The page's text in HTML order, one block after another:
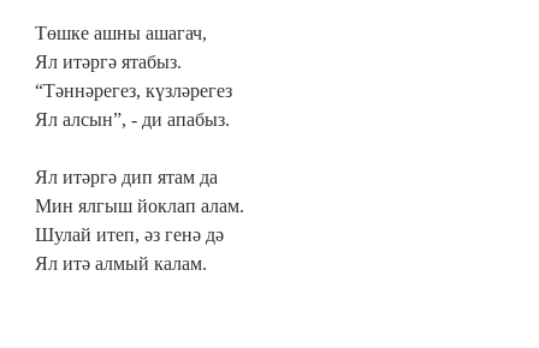
Төшке ашны ашагач,
Ял итәргә ятабыз.
“Тәннәрегез, күзләрегез
Ял алсын”, - ди апабыз.
Ял итәргә дип ятам да
Мин ялгыш йоклап алам.
Шулай итеп, әз генә дә
Ял итә алмый калам.